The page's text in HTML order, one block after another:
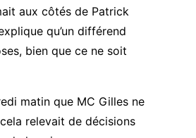
aux côtés de Patrick
qu’un différend
bien que ce ne soit
matin que MC Gilles ne
relevait de décisions